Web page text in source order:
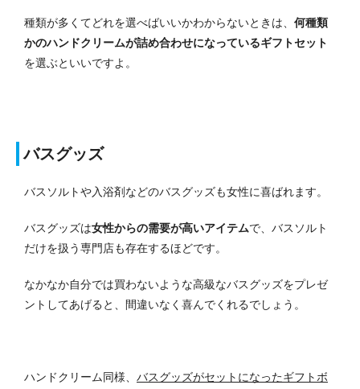
種類が多くてどれを選べばいいかわからないときは、 何種類
かのハンドクリームが詰め合わせになっているギフトセット
を選ぶといいですよ。
バスグッズ
バスソルトや入浴剤などのバスグッズも女性に喜ばれます。
バスグッズは女性からの需要が高いアイテムで、バスソルト
だけを扱う専門店も存在するほどです。
なかなか自分では買わないような高級なバスグッズをプレゼ
ントしてあげると、間違いなく喜んでくれるでしょう。
ハンドクリーム同様、 バスグッズがセットになったギフトボ